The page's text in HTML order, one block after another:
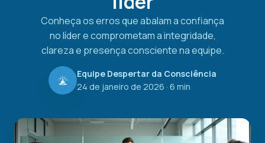
Conheça os erros que abalam a confiança
no líder e comprometam a integridade,
clareza e presença consciente na equipe.
Equipe Despertar da Consciência
24 de janeiro de 2026 · 6 min